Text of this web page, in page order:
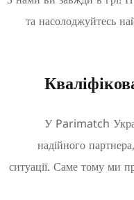
та
У
надійного
ситуації. Саме